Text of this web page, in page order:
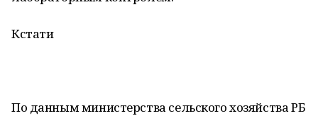
Кстати
По данным министерства сельского хозяйства РБ